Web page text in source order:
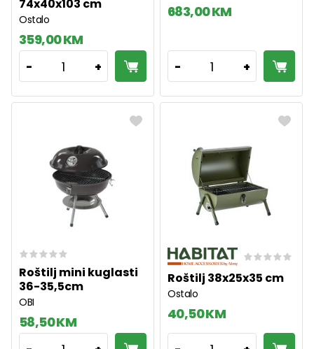
74x40x103 cm
Ostalo
359,00 KM
- 1 +
683,00 KM
- 1 +
Roštilj mini kuglasti
36-35,5cm
OBI
58,50 KM
Roštilj 38x25x35 cm
Ostalo
40,50 KM